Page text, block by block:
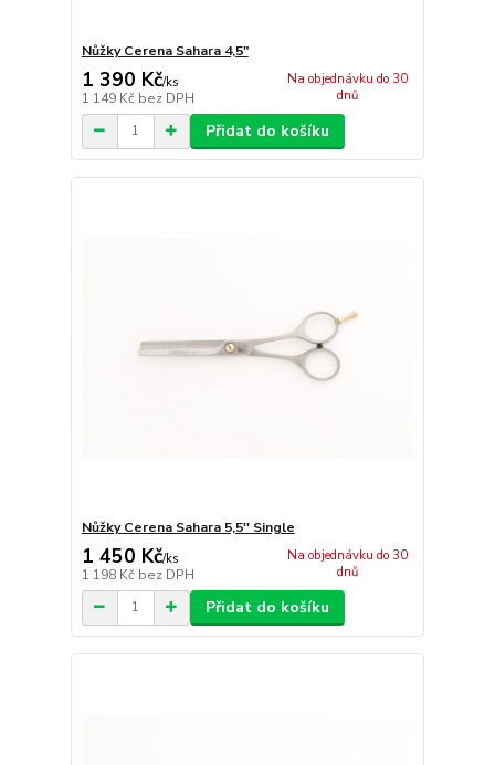
Nůžky Cerena Sahara 4,5"
1 390 Kč/ks
1 149 Kč bez DPH
Na objednávku do 30
dnů
Přidat do košíku
Nůžky Cerena Sahara 5,5'' Single
1 450 Kč/ks
1 198 Kč bez DPH
Na objednávku do 30
dnů
Přidat do košíku